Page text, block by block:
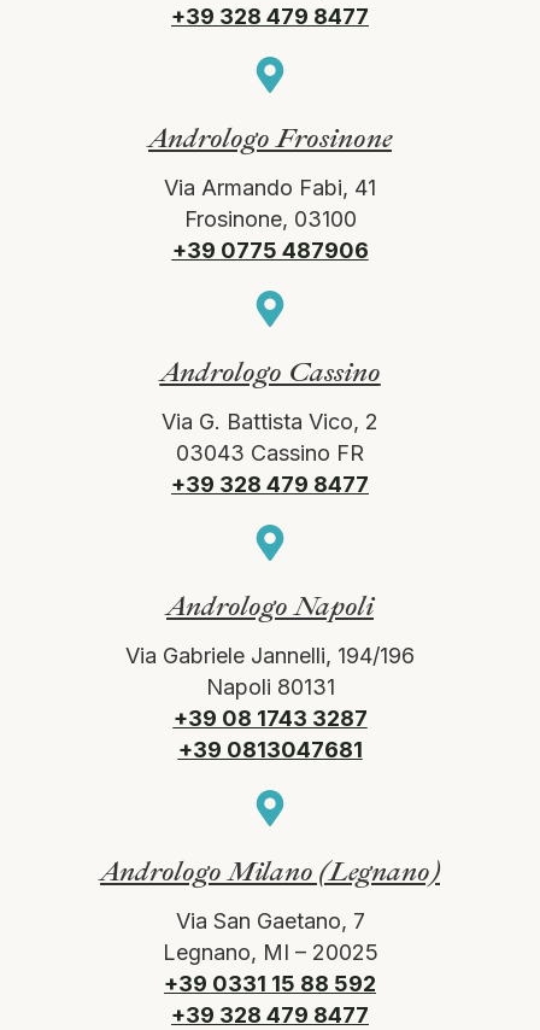
+39 328 479 8477
Andrologo Frosinone
Via Armando Fabi, 41
Frosinone, 03100
+39 0775 487906
Andrologo Cassino
Via G. Battista Vico, 2
03043 Cassino FR
+39 328 479 8477
Andrologo Napoli
Via Gabriele Jannelli, 194/196
Napoli 80131
+39 08 1743 3287
+39 0813047681
Andrologo Milano (Legnano)
Via San Gaetano, 7
Legnano, MI – 20025
+39 0331 15 88 592
+39 328 479 8477